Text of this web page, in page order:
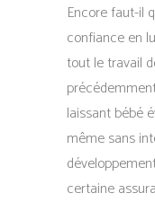
Encore faut-il
confiance en
tout le travail
laissant bébé
même sans
certaine